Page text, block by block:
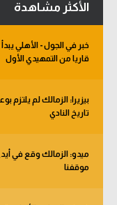
الأكثر مشاهدة
قاريا من التمهيدي الأول
بيزيرا: الزمالك لم
تاريخ النادي
ميدو: الزمالك وقع في
موقفنا